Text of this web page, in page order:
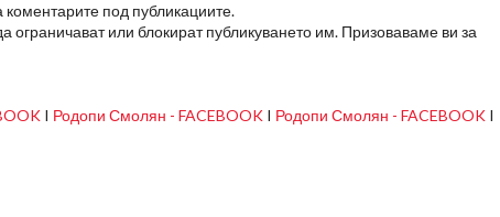
под публикациите.
или блокират публикуването им. Призоваваме ви за
I Родопи Смолян - FACEBOOK I Родопи Смолян - FACEBOOK I